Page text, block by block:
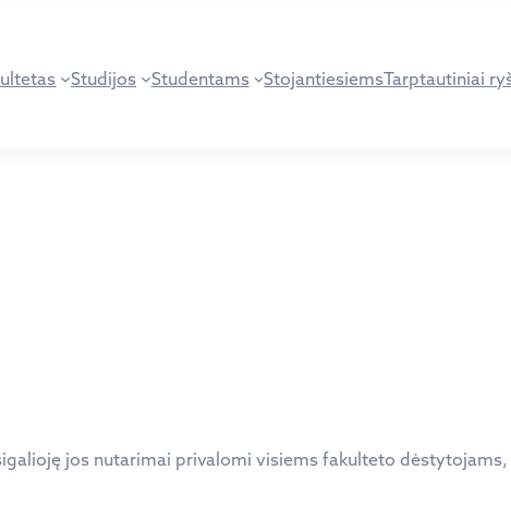
Studijos Studentams StojantiesiemsTarptautiniai
jos nutarimai privalomi visiems fakulteto